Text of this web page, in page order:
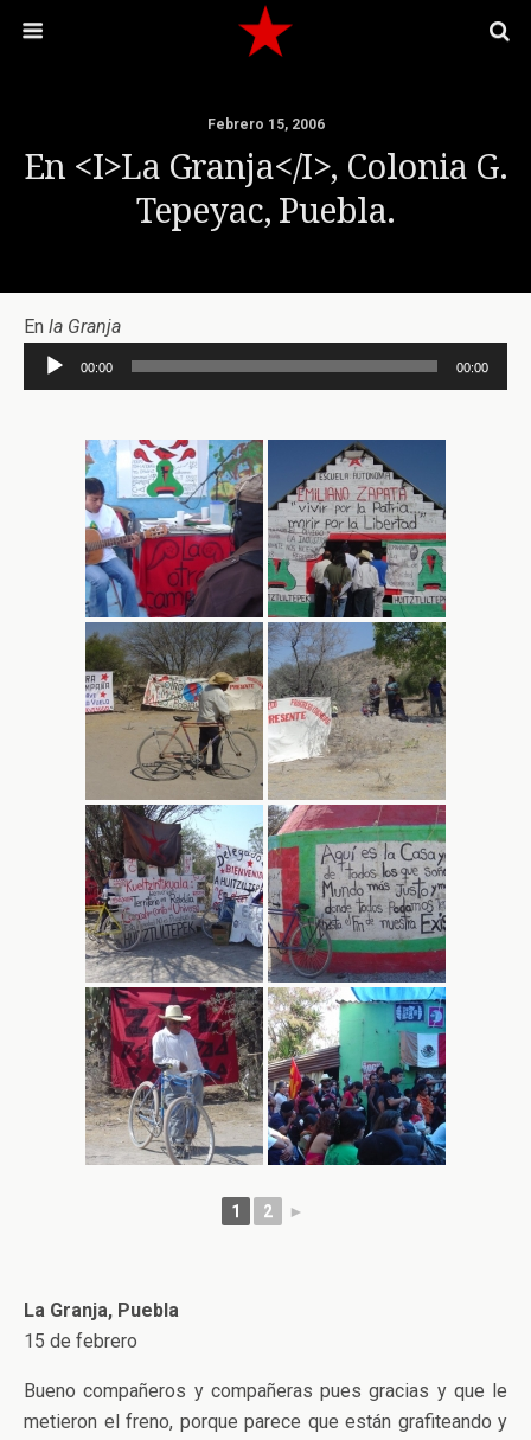
Febrero 15, 2006
En <i>la Granja</i>, Colonia G.
Tepeyac, Puebla.
En la Granja
Reproductor
de
00:00 00:00
1 2 ►
La Granja, Puebla
15 de febrero
Bueno compañeros y compañeras pues gracias y que le
metieron el freno, porque parece que están grafiteando y